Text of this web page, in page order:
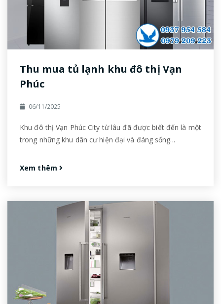
Thu mua tủ lạnh khu đô thị Vạn
Phúc
06/11/2025
Khu đô thị Vạn Phúc City từ lâu đã được biết đến là một
trong những khu dân cư hiện đại và đáng sống...
Xem thêm